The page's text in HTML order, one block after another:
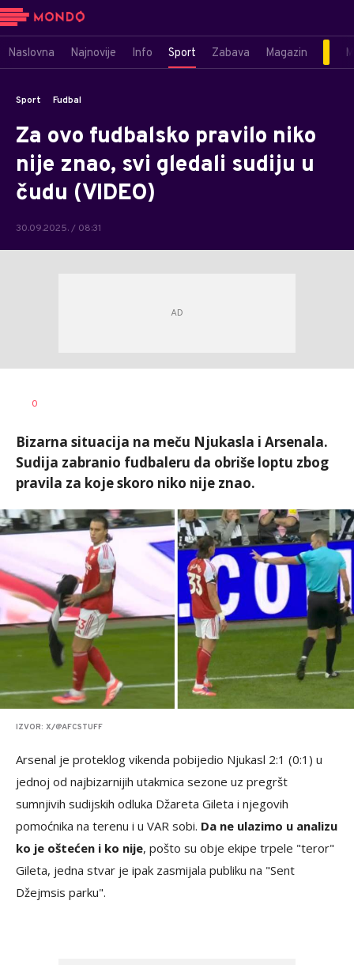
Naslovna Najnovije Info Sport Zabava Magazin
Sport Fudbal
Za ovo fudbalsko pravilo niko
nije znao, svi gledali sudiju u
čudu (VIDEO)
30.09.2025. / 08:31
AUTOR
0
Bizarna situacija na meču Njukasla i Arsenala.
Sudija zabranio fudbaleru da obriše loptu zbog
pravila za koje skoro niko nije znao.
IZVOR: X/@AFCSTUFF
Arsenal je proteklog vikenda pobijedio Njukasl 2:1 (0:1) u
jednoj od najbizarnijih utakmica sezone uz pregršt
sumnjivih sudijskih odluka Džareta Gileta i njegovih
pomoćnika na terenu i u VAR sobi. Da ne ulazimo u analizu
ko je oštećen i ko nije, pošto su obje ekipe trpele "teror"
Gileta, jedna stvar je ipak zasmijala publiku na "Sent
Džejmsis parku".